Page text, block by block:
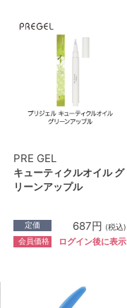
PRE GEL
キューティクルオイル グ
リーンアップル
定価 687円 (税込)
会員価格 ログイン後に表示